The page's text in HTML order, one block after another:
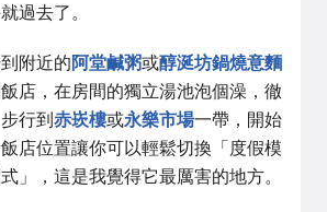
過去了。
附近的阿堂鹹粥或醇涎坊鍋燒意麵
店，在房間的獨立湯池泡個澡，徹
行到 赤崁樓或永樂市場一帶，開始
店位置讓你可以輕鬆切換「度假模
」，這是我覺得它最厲害的地方。